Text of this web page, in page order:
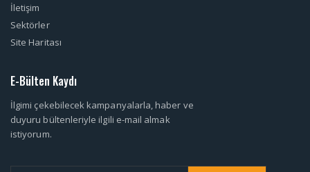
İletişim
Sektörler
Site Haritası
E-Bülten Kaydı
İlgimi çekebilecek kampanyalarla, haber ve
duyuru bültenleriyle ilgili e-mail almak
istiyorum.